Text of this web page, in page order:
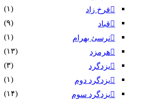
فرخ زاد
(۱)
قباد
(۹)
نرسئ بهرام‏
(۱)
هرمزد
(۱۳)
یزدگرد
(۳)
یزدگرد دوم
(۱)
یزدگرد سوم
(۱۴)